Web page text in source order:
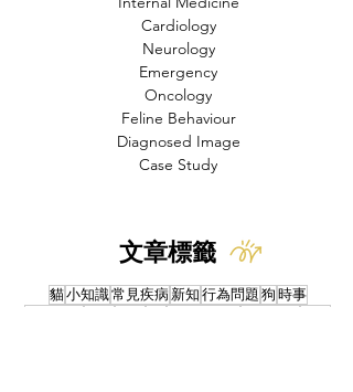
Cardiology
Neurology
Emergency
Oncology
Feline Behaviour
Diagnosed Image
Case Study
文章標籤
貓小知識常見疾病 新知 行為問題 狗 時事